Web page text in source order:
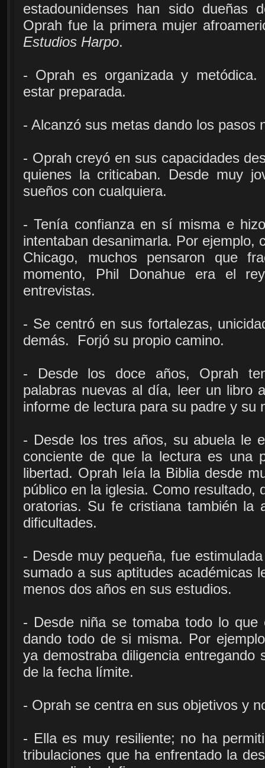
estadounidenses han sido dueñas
Oprah fue la primera mujer
Estudios Harpo.
- Oprah es organizada y metódica.
estar preparada.
- Alcanzó sus metas dando los pasos
- Oprah creyó en sus capacidades
quienes la criticaban. Desde muy
sueños con cualquiera.
- Tenía confianza en sí misma e
intentaban desanimarla. Por ejemplo,
Chicago, muchos pensaron que
momento, Phil Donahue era el
entrevistas.
- Se centró en sus fortalezas,
demás. Forjó su propio camino.
- Desde los doce años, Oprah
palabras nuevas al día, leer un libro
informe de lectura para su padre y su
- Desde los tres años, su abuela le
conciente de que la lectura es una
libertad. Oprah leía la Biblia desde
público en la iglesia. Como resultado,
oratorias. Su fe cristiana también la
dificultades.
- Desde muy pequeña, fue
sumado a sus aptitudes académicas
menos dos años en sus estudios.
- Desde niña se tomaba todo lo que
dando todo de si misma. Por
ya demostraba diligencia entregando
de la fecha límite.
- Oprah se centra en sus objetivos y
- Ella es muy resiliente; no ha
tribulaciones que ha enfrentado la